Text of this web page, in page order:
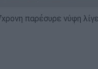
παρέσυρε νύφη